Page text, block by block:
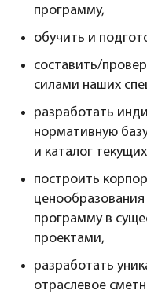
программу,
обучить и
составить/
силами наших
разработать
нормативную
и каталог
построить
программу в
проектами,
разработать
отраслевое